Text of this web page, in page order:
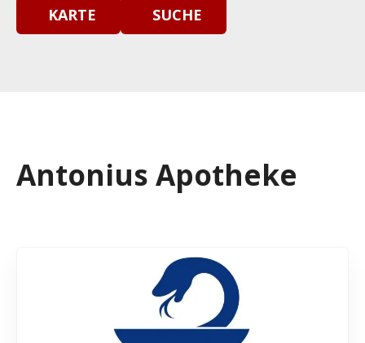
KARTE SUCHE
Antonius Apotheke